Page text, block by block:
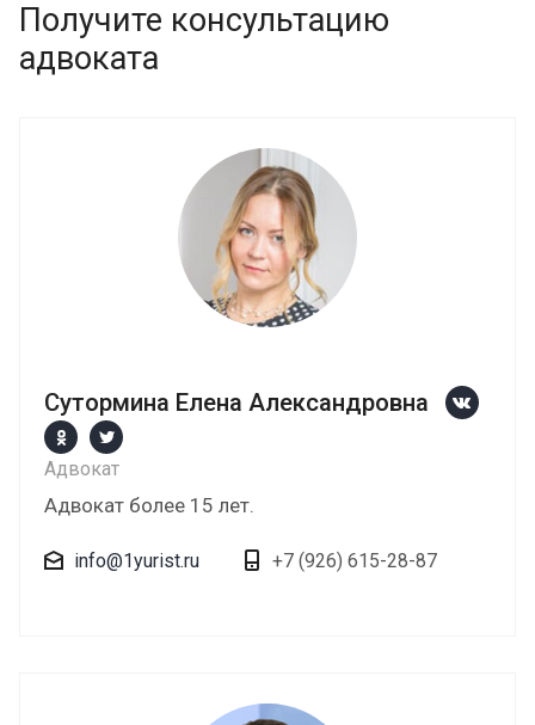
Получите консультацию
адвоката
Сутормина Елена Александровна
Адвокат
Адвокат более 15 лет.
info@1yurist.ru +7 (926) 615-28-87